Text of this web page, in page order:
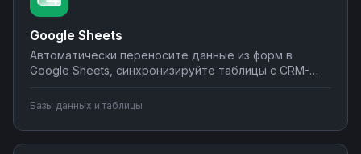
Google Sheets
Автоматически переносите данные из форм в
Google Sheets, синхронизируйте таблицы с CRM-
почте или в мессенджеры. Настраивайте
простых сценариев до сложной автоматизации
аналитики.
Базы данных и таблицы